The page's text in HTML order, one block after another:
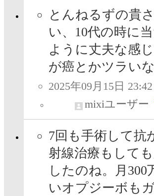
とんねるずの貴
い、10代の時に
ように丈夫な感
が癌とかツラいな
2025年09月15日 23:42
mixiユーザー
7回も手術して抗
射線治療もして
したのね。月300
いオプジーボも